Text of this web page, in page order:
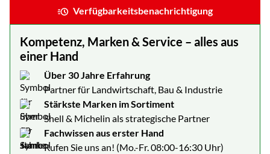
Verfügbarkeitsbenachrichtigung
Kompetenz, Marken & Service – alles aus
einer Hand
Über 30 Jahre Erfahrung
Partner für Landwirtschaft, Bau & Industrie
Stärkste Marken im Sortiment
Shell & Michelin als strategische Partner
Fachwissen aus erster Hand
Rufen Sie uns an! (Mo.-Fr. 08:00-16:30 Uhr)